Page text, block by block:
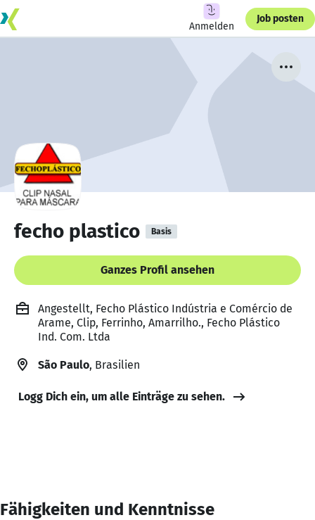
Anmelden
Job posten
fecho plastico Basis
Ganzes Profil ansehen
Angestellt, Fecho Plástico Indústria e Comércio de
Arame, Clip, Ferrinho, Amarrilho., Fecho Plástico
Ind. Com. Ltda
São Paulo, Brasilien
Logg Dich ein, um alle Einträge zu sehen.
Fähigkeiten und Kenntnisse